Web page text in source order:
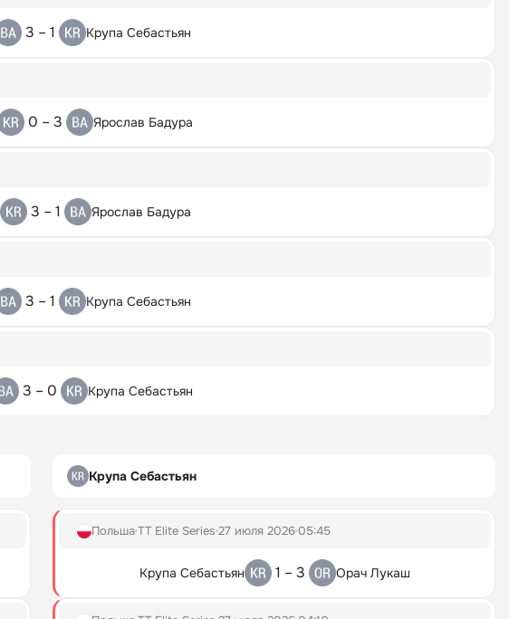
3 – 1 Крупа Себастьян
0 – 3 Ярослав Бадура
3 – 1 Ярослав Бадура
3 – 1 Крупа Себастьян
3 – 0 Крупа Себастьян
Крупа Себастьян
ПольшаTT Elite Series 27 июля 202605:45
Крупа Себастьян 1 – 3 Орач Лукаш